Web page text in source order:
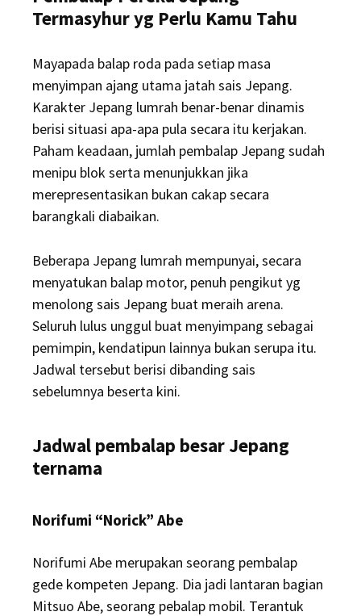
Termasyhur yg Perlu Kamu Tahu
Mayapada balap roda pada setiap masa
menyimpan ajang utama jatah sais Jepang.
Karakter Jepang lumrah benar-benar dinamis
berisi situasi apa-apa pula secara itu kerjakan.
Paham keadaan, jumlah pembalap Jepang sudah
menipu blok serta menunjukkan jika
merepresentasikan bukan cakap secara
barangkali diabaikan.
Beberapa Jepang lumrah mempunyai, secara
menyatukan balap motor, penuh pengikut yg
menolong sais Jepang buat meraih arena.
Seluruh lulus unggul buat menyimpang sebagai
pemimpin, kendatipun lainnya bukan serupa itu.
Jadwal tersebut berisi dibanding sais
sebelumnya beserta kini.
Jadwal pembalap besar Jepang
ternama
Norifumi “Norick” Abe
Norifumi Abe merupakan seorang pembalap
gede kompeten Jepang. Dia jadi lantaran bagian
Mitsuo Abe, seorang pebalap mobil. Terantuk